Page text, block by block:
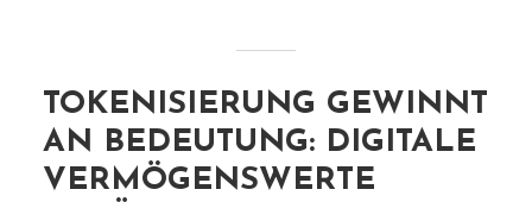
TOKENISIERUNG GEWINNT
AN BEDEUTUNG: DIGITALE
VERMÖGENSWERTE